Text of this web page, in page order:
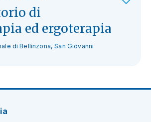
di
ed ergoterapia
di Bellinzona, San Giovanni